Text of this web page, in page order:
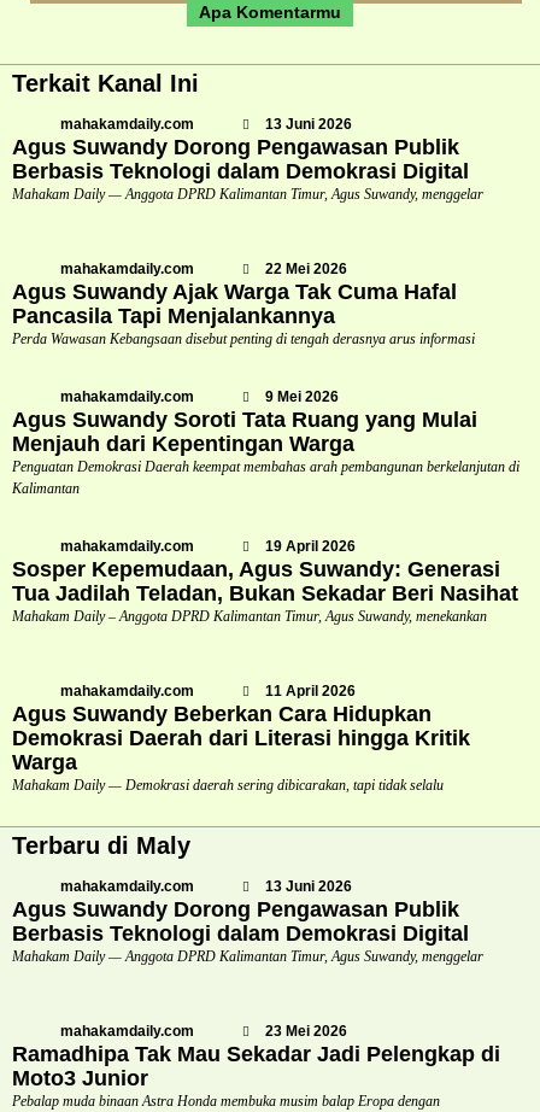
Apa Komentarmu
Terkait Kanal Ini
mahakamdaily.com 13 Juni 2026
Agus Suwandy Dorong Pengawasan Publik
Berbasis Teknologi dalam Demokrasi Digital
Mahakam Daily — Anggota DPRD Kalimantan Timur, Agus Suwandy, menggelar
mahakamdaily.com 22 Mei 2026
Agus Suwandy Ajak Warga Tak Cuma Hafal
Pancasila Tapi Menjalankannya
Perda Wawasan Kebangsaan disebut penting di tengah derasnya arus informasi
mahakamdaily.com 9 Mei 2026
Agus Suwandy Soroti Tata Ruang yang Mulai
Menjauh dari Kepentingan Warga
Penguatan Demokrasi Daerah keempat membahas arah pembangunan berkelanjutan di
Kalimantan
mahakamdaily.com 19 April 2026
Sosper Kepemudaan, Agus Suwandy: Generasi
Tua Jadilah Teladan, Bukan Sekadar Beri Nasihat
Mahakam Daily – Anggota DPRD Kalimantan Timur, Agus Suwandy, menekankan
mahakamdaily.com 11 April 2026
Agus Suwandy Beberkan Cara Hidupkan
Demokrasi Daerah dari Literasi hingga Kritik
Warga
Mahakam Daily — Demokrasi daerah sering dibicarakan, tapi tidak selalu
Terbaru di Maly
mahakamdaily.com 13 Juni 2026
Agus Suwandy Dorong Pengawasan Publik
Berbasis Teknologi dalam Demokrasi Digital
Mahakam Daily — Anggota DPRD Kalimantan Timur, Agus Suwandy, menggelar
mahakamdaily.com 23 Mei 2026
Ramadhipa Tak Mau Sekadar Jadi Pelengkap di
Moto3 Junior
Pebalap muda binaan Astra Honda membuka musim balap Eropa dengan